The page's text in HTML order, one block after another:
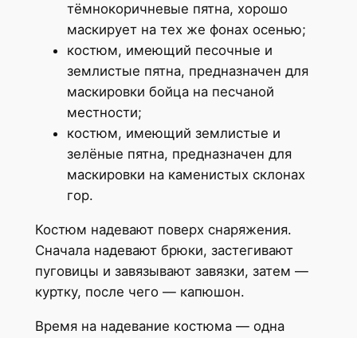
тёмнокоричневые пятна, хорошо
маскирует на тех же фонах осенью;
костюм, имеющий песочные и
землистые пятна, предназначен для
маскировки бойца на песчаной
местности;
костюм, имеющий землистые и
зелёные пятна, предназначен для
маскировки на каменистых склонах
гор.
Костюм надевают поверх снаряжения.
Сначала надевают брюки, застегивают
пуговицы и завязывают завязки, затем —
куртку, после чего — капюшон.
Время на надевание костюма — одна